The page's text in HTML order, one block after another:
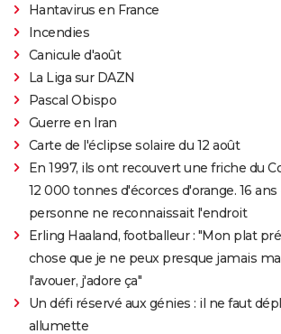
Hantavirus en France
Incendies
Canicule d'août
La Liga sur DAZN
Pascal Obispo
Guerre en Iran
Carte de l'éclipse solaire du 12 août
En 1997, ils ont recouvert une friche du
12 000 tonnes d'écorces d'orange. 16 ans
personne ne reconnaissait l'endroit
Erling Haaland, footballeur : "Mon plat
chose que je ne peux presque jamais
l'avouer, j'adore ça"
Un défi réservé aux génies : il ne faut
allumette